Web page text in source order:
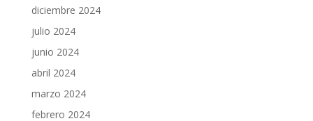
diciembre 2024
julio 2024
junio 2024
abril 2024
marzo 2024
febrero 2024